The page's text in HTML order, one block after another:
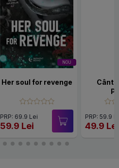
NOU
Her soul for revenge
PRP: 69.9 Lei
59.9 Lei
PRP: 59.9
49.9 Lei